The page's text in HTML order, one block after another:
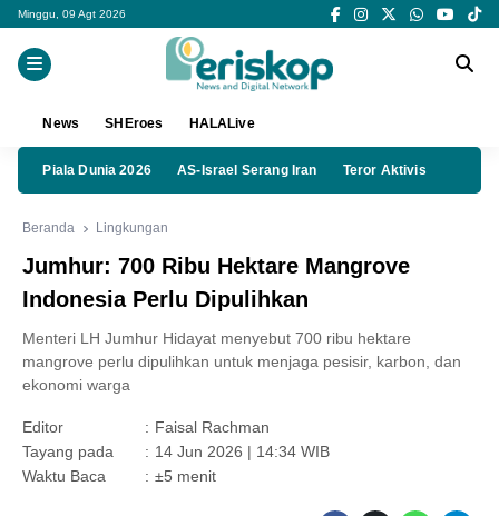
Minggu, 09 Agt 2026
News SHEroes HALALive
Piala Dunia 2026 AS-Israel Serang Iran Teror Aktivis
Beranda Lingkungan
Jumhur: 700 Ribu Hektare Mangrove
Indonesia Perlu Dipulihkan
Menteri LH Jumhur Hidayat menyebut 700 ribu hektare
mangrove perlu dipulihkan untuk menjaga pesisir, karbon, dan
ekonomi warga
Editor : Faisal Rachman
Tayang pada
: 14 Jun 2026 | 14:34 WIB
Waktu Baca
: ±5 menit